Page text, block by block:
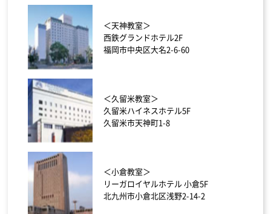
＜天神教室＞
西鉄グランドホテル2F
福岡市中央区大名2-6-60
＜久留米教室＞
久留米ハイネスホテル5F
久留米市天神町1-8
＜小倉教室＞
リーガロイヤルホテル 小倉5F
北九州市小倉北区浅野2-14-2